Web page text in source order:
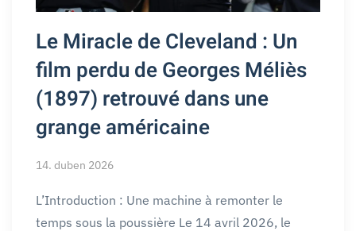
Le Miracle de Cleveland : Un
film perdu de Georges Méliès
(1897) retrouvé dans une
grange américaine
14. duben 2026
L’Introduction : Une machine à remonter le
temps sous la poussière Le 14 avril 2026, le